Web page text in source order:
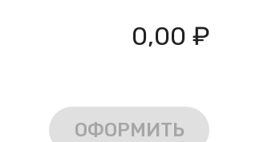
0,00 ₽
ОФОРМИТЬ